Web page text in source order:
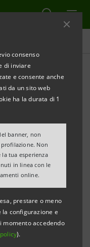
consenso
di inviare
e consente anche
da un sito web
ha la durata di 1
banner, non
Non
tua esperienza
in linea con le
online.
prestare o meno
la configurazione e
momento accedendo
).
Sanpaolo S.p.A.,
state
portato Telco
insieme a
da
Gruppo Generali